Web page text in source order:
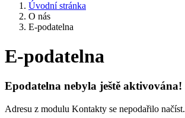
Úvodní stránka
O nás
E-podatelna
E-podatelna
Epodatelna nebyla ještě aktivována!
Adresu z modulu Kontakty se nepodařilo načíst.